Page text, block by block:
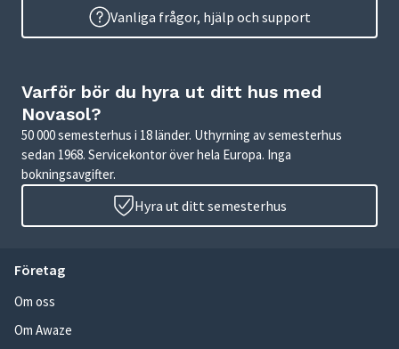
Vanliga frågor, hjälp och support
Varför bör du hyra ut ditt hus med
Novasol?
50 000 semesterhus i 18 länder. Uthyrning av semesterhus
sedan 1968. Servicekontor över hela Europa. Inga
bokningsavgifter.
Hyra ut ditt semesterhus
Företag
Om oss
Om Awaze